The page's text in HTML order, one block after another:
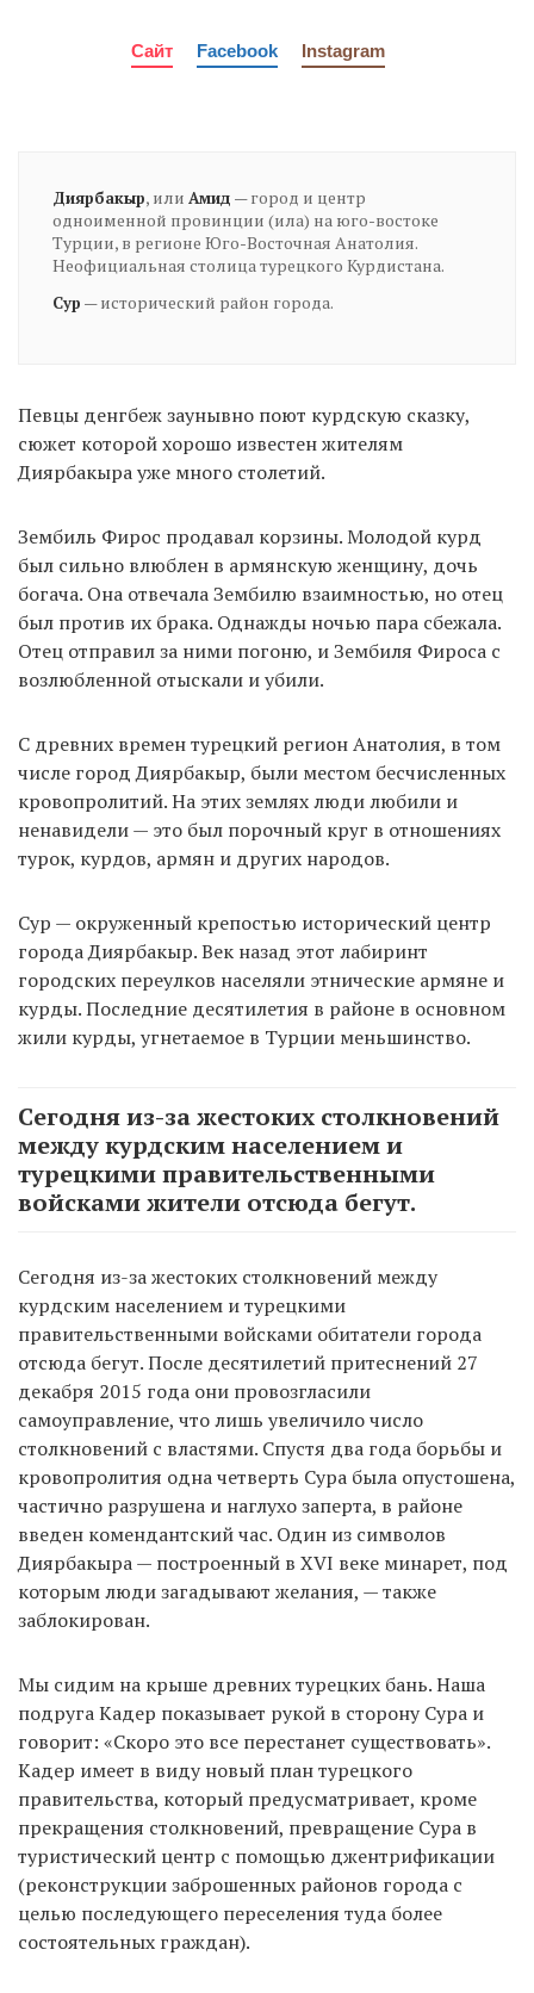
Сайт Facebook Instagram
Диярбакыр, или Амид — город и центр
одноименной провинции (ила) на юго-востоке
Турции, в регионе Юго-Восточная Анатолия.
Неофициальная столица турецкого Курдистана.
Сур — исторический район города.
Певцы денгбеж заунывно поют курдскую сказку,
сюжет которой хорошо известен жителям
Диярбакыра уже много столетий.
Зембиль Фирос продавал корзины. Молодой курд
был сильно влюблен в армянскую женщину, дочь
богача. Она отвечала Зембилю взаимностью, но отец
был против их брака. Однажды ночью пара сбежала.
Отец отправил за ними погоню, и Зембиля Фироса с
возлюбленной отыскали и убили.
С древних времен турецкий регион Анатолия, в том
числе город Диярбакыр, были местом бесчисленных
кровопролитий. На этих землях люди любили и
ненавидели — это был порочный круг в отношениях
турок, курдов, армян и других народов.
Сур — окруженный крепостью исторический центр
города Диярбакыр. Век назад этот лабиринт
городских переулков населяли этнические армяне и
курды. Последние десятилетия в районе в основном
жили курды, угнетаемое в Турции меньшинство.
Сегодня из-за жестоких столкновений
между курдским населением и
турецкими правительственными
войсками жители отсюда бегут.
Сегодня из-за жестоких столкновений между
курдским населением и турецкими
правительственными войсками обитатели города
отсюда бегут. После десятилетий притеснений 27
декабря 2015 года они провозгласили
самоуправление, что лишь увеличило число
столкновений с властями. Спустя два года борьбы и
кровопролития одна четверть Сура была опустошена,
частично разрушена и наглухо заперта, в районе
введен комендантский час. Один из символов
Диярбакыра — построенный в XVI веке минарет, под
которым люди загадывают желания, — также
заблокирован.
Мы сидим на крыше древних турецких бань. Наша
подруга Кадер показывает рукой в сторону Сура и
говорит: «Скоро это все перестанет существовать».
Кадер имеет в виду новый план турецкого
правительства, который предусматривает, кроме
прекращения столкновений, превращение Сура в
туристический центр с помощью джентрификации
(реконструкции заброшенных районов города с
целью последующего переселения туда более
состоятельных граждан).